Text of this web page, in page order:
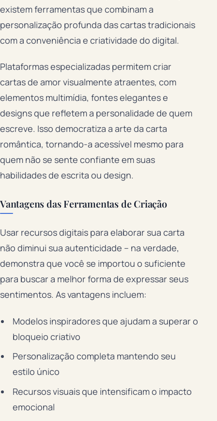
existem ferramentas que combinam a
personalização profunda das cartas tradicionais
com a conveniência e criatividade do digital.
Plataformas especializadas permitem criar
cartas de amor visualmente atraentes, com
elementos multimídia, fontes elegantes e
designs que refletem a personalidade de quem
escreve. Isso democratiza a arte da carta
romântica, tornando-a acessível mesmo para
quem não se sente confiante em suas
habilidades de escrita ou design.
Vantagens das Ferramentas de Criação
Usar recursos digitais para elaborar sua carta
não diminui sua autenticidade – na verdade,
demonstra que você se importou o suficiente
para buscar a melhor forma de expressar seus
sentimentos. As vantagens incluem:
Modelos inspiradores que ajudam a superar o
bloqueio criativo
Personalização completa mantendo seu
estilo único
Recursos visuais que intensificam o impacto
emocional